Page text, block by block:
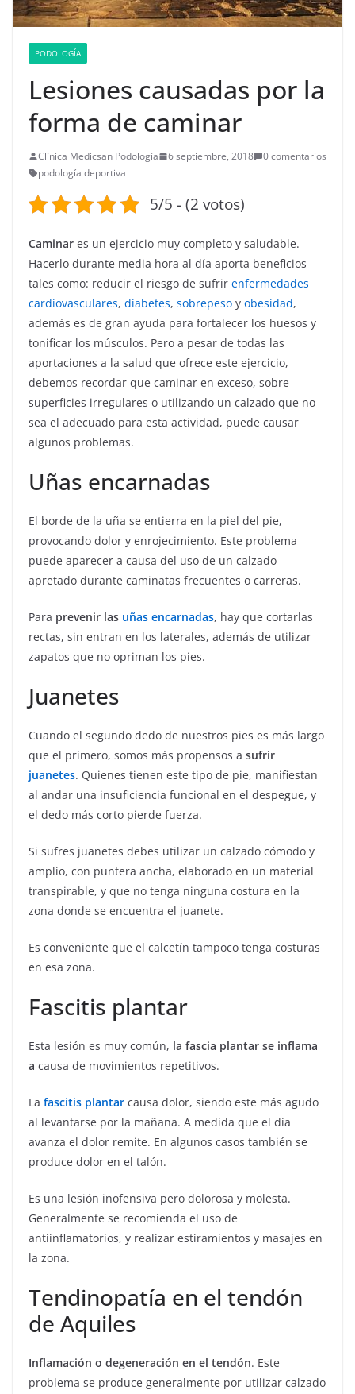
PODOLOGÍA
Lesiones causadas por la
forma de caminar
Clínica Medicsan Podología 6 septiembre, 2018
0 comentarios
podología deportiva
5/5 - (2 votos)
Caminar es un ejercicio muy completo y saludable.
Hacerlo durante media hora al día aporta beneficios
tales como: reducir el riesgo de sufrir enfermedades
cardiovasculares, diabetes, sobrepeso y obesidad,
además es de gran ayuda para fortalecer los huesos y
tonificar los músculos. Pero a pesar de todas las
aportaciones a la salud que ofrece este ejercicio,
debemos recordar que caminar en exceso, sobre
superficies irregulares o utilizando un calzado que no
sea el adecuado para esta actividad, puede causar
algunos problemas.
Uñas encarnadas
El borde de la uña se entierra en la piel del pie,
provocando dolor y enrojecimiento. Este problema
puede aparecer a causa del uso de un calzado
apretado durante caminatas frecuentes o carreras.
Para prevenir las uñas encarnadas, hay que cortarlas
rectas, sin entran en los laterales, además de utilizar
zapatos que no opriman los pies.
Juanetes
Cuando el segundo dedo de nuestros pies es más largo
que el primero, somos más propensos a sufrir
juanetes. Quienes tienen este tipo de pie, manifiestan
al andar una insuficiencia funcional en el despegue, y
el dedo más corto pierde fuerza.
Si sufres juanetes debes utilizar un calzado cómodo y
amplio, con puntera ancha, elaborado en un material
transpirable, y que no tenga ninguna costura en la
zona donde se encuentra el juanete.
Es conveniente que el calcetín tampoco tenga costuras
en esa zona.
Fascitis plantar
Esta lesión es muy común, la fascia plantar se inflama
a causa de movimientos repetitivos.
La fascitis plantar causa dolor, siendo este más agudo
al levantarse por la mañana. A medida que el día
avanza el dolor remite. En algunos casos también se
produce dolor en el talón.
Es una lesión inofensiva pero dolorosa y molesta.
Generalmente se recomienda el uso de
antiinflamatorios, y realizar estiramientos y masajes en
la zona.
Tendinopatía en el tendón
de Aquiles
Inflamación o degeneración en el tendón. Este
problema se produce generalmente por utilizar calzado